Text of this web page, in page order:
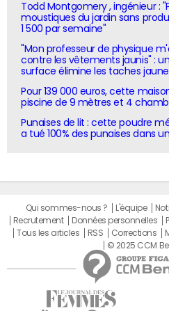
Todd Montgomery , ingénieur :
moustiques du jardin sans
1 500 par semaine"
"Mon professeur de physique
contre les vêtements jaunis" :
surface élimine les taches
Pour 139 000 euros, cette
piscine de 9 mètres et 4
Punaises de lit : cette poudre
a tué 100% des punaises dans
Qui sommes-nous ? L'équipe
Recrutement
Données personnelles
Tous les articles
RSS Corrections
© 2025 CCM